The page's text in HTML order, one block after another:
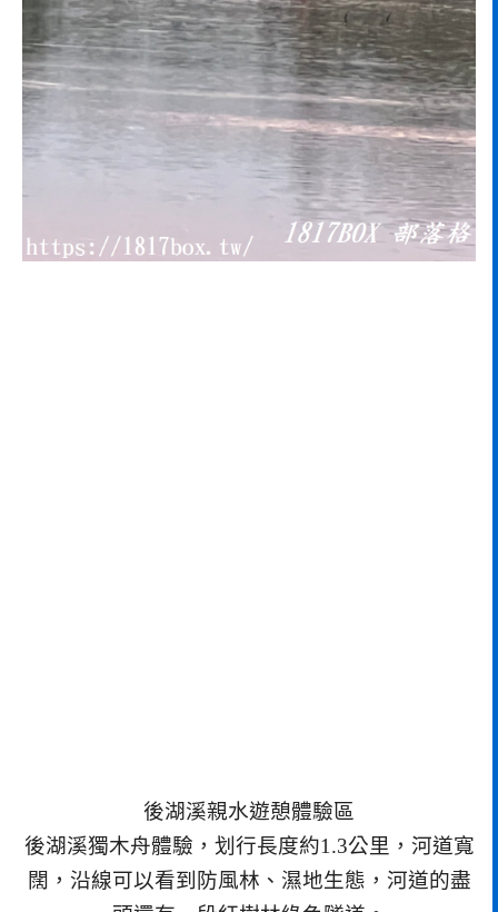
後湖溪親水遊憩體驗區
後湖溪獨木舟體驗，划行長度約1.3公里，河道寬
闊，沿線可以看到防風林、濕地生態，河道的盡